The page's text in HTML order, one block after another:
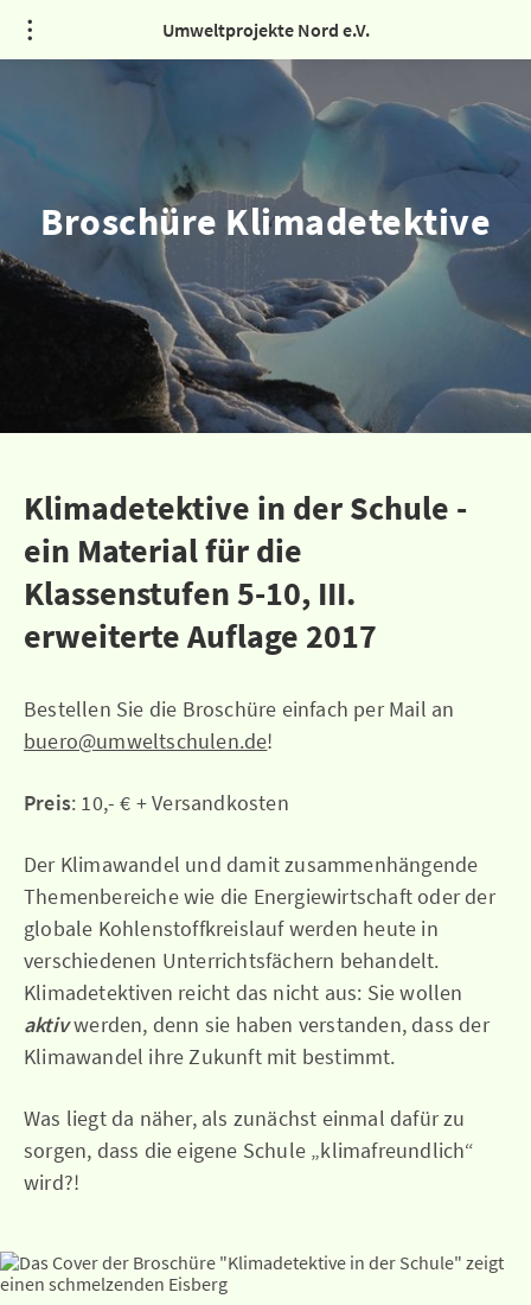
Umweltprojekte Nord e.V.
Broschüre Klimadetektive
Klimadetektive in der Schule -
ein Material für die
Klassenstufen 5-10, III.
erweiterte Auflage 2017
Bestellen Sie die Broschüre einfach per Mail an
buero@umweltschulen.de!
Preis: 10,- € + Versandkosten
Der Klimawandel und damit zusammenhängende
Themenbereiche wie die Energiewirtschaft oder der
globale Kohlenstoffkreislauf werden heute in
verschiedenen Unterrichtsfächern behandelt.
Klimadetektiven reicht das nicht aus: Sie wollen
aktivwerden, denn sie haben verstanden, dass der
Klimawandel ihre Zukunft mit bestimmt.
Was liegt da näher, als zunächst einmal dafür zu
sorgen, dass die eigene Schule „klimafreundlich“
wird?!